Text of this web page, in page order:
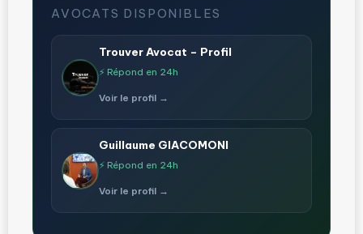
AVOCATS DISPONIBLES
Trouver Avocat – Profil
⚡ Répond en 24h
Voir le profil →
Guillaume GIACOMONI
⚡ Répond en 24h
Voir le profil →